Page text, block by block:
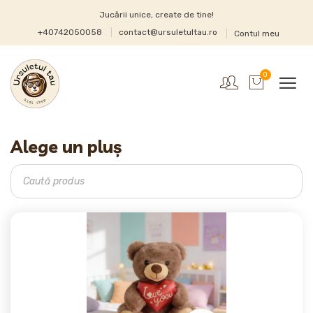
Jucării unice, create de tine!
+40742050058
contact@ursuletultau.ro Contul meu
0
Alege un pluș